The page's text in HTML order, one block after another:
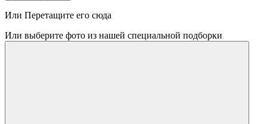
Или Перетащите его сюда
Или выберите фото из нашей специальной подборки